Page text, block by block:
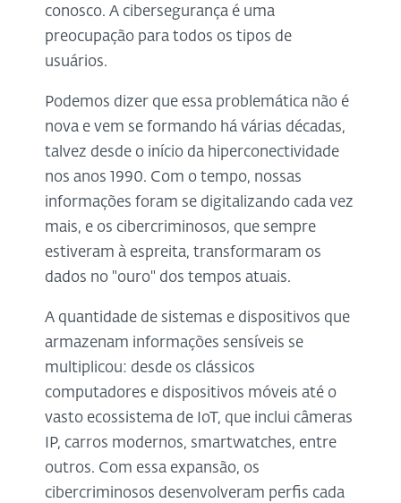
conosco. A cibersegurança é uma
preocupação para todos os tipos de
usuários.
Podemos dizer que essa problemática não é
nova e vem se formando há várias décadas,
talvez desde o início da hiperconectividade
nos anos 1990. Com o tempo, nossas
informações foram se digitalizando cada vez
mais, e os cibercriminosos, que sempre
estiveram à espreita, transformaram os
dados no "ouro" dos tempos atuais.
A quantidade de sistemas e dispositivos que
armazenam informações sensíveis se
multiplicou: desde os clássicos
computadores e dispositivos móveis até o
vasto ecossistema de IoT, que inclui câmeras
IP, carros modernos, smartwatches, entre
outros. Com essa expansão, os
cibercriminosos desenvolveram perfis cada